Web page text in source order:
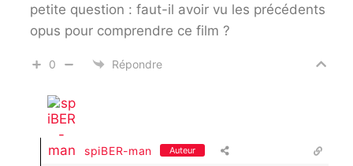
petite question : faut-il avoir vu les précédents
opus pour comprendre ce film ?
0 Répondre
spiBER-man Auteur